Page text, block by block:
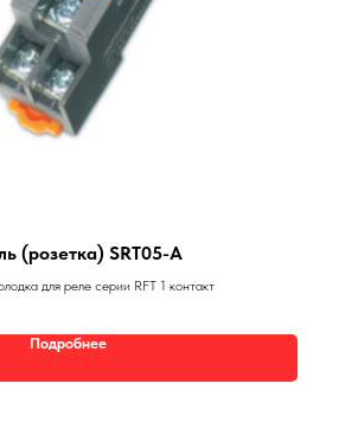
(розетка) SRT05-A
для реле серии RFT 1 контакт
Подробнее